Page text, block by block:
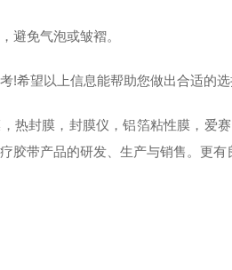
免气泡或皱褶。
望以上信息能帮助您做出合适的选
封膜，封膜仪，铝箔粘性膜，爱赛
胶带产品的研发、生产与销售。更